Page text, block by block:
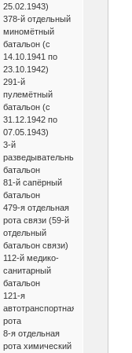
25.02.1943)
378-й отдельный
миномётный
батальон (с
14.10.1941 по
23.10.1942)
291-й
пулемётный
батальон (с
31.12.1942 по
07.05.1943)
3-й
разведывательный
батальон
81-й сапёрный
батальон
479-я отдельная
рота связи (59-й
отдельный
батальон связи)
112-й медико-
санитарный
батальон
121-я
автотранспортная
рота
8-я отдельная
рота химический